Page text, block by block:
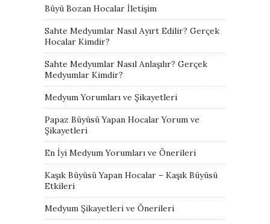
Büyü Bozan Hocalar İletişim
Sahte Medyumlar Nasıl Ayırt Edilir? Gerçek
Hocalar Kimdir?
Sahte Medyumlar Nasıl Anlaşılır? Gerçek
Medyumlar Kimdir?
Medyum Yorumları ve Şikayetleri
Papaz Büyüsü Yapan Hocalar Yorum ve
Şikayetleri
En İyi Medyum Yorumları ve Önerileri
Kaşık Büyüsü Yapan Hocalar – Kaşık Büyüsü
Etkileri
Medyum Şikayetleri ve Önerileri